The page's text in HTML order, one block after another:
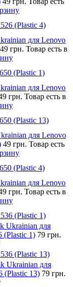
(Plastic 4)
для Lenovo
49 грн. Товар есть в
(Plastic 1)
для Lenovo
грн. Товар есть в
(Plastic 13)
для Lenovo
49 грн. Товар есть
(Plastic 4)
для Lenovo
грн. Товар есть в
(Plastic 1)
Ukrainian для
(Plastic 1) 79 грн.
(Plastic 13)
Ukrainian для
(Plastic 13) 79 грн.